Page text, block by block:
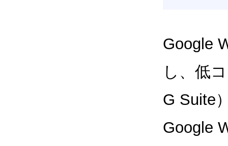
Google
し、低
G Suite
Google